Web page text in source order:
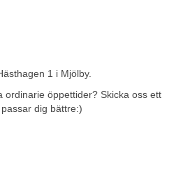
1 i Mjölby.
ordinarie öppettider? Skicka oss ett
dig bättre:)